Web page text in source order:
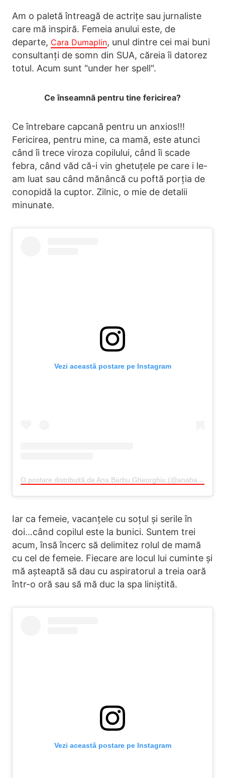
Am o paletă întreagă de actrițe sau jurnaliste
care mă inspiră. Femeia anului este, de
departe, Cara Dumaplin, unul dintre cei mai buni
consultanți de somn din SUA, căreia îi datorez
totul. Acum sunt "under her spell".
Ce înseamnă pentru tine fericirea?
Ce întrebare capcană pentru un anxios!!!
Fericirea, pentru mine, ca mamă, este atunci
când îi trece viroza copilului, când îi scade
febra, când văd că-i vin ghetuțele pe care i le-
am luat sau când mănâncă cu poftă porția de
conopidă la cuptor. Zilnic, o mie de detalii
minunate.
Vezi această postare pe Instagram
O postare distribuită de Ana Barbu Gheorghiu (@anabarbu_o)
Iar ca femeie, vacanțele cu soțul și serile în
doi...când copilul este la bunici. Suntem trei
acum, însă încerc să delimitez rolul de mamă
cu cel de femeie. Fiecare are locul lui cuminte și
mă așteaptă să dau cu aspiratorul a treia oară
într-o oră sau să mă duc la spa liniștită.
Vezi această postare pe Instagram